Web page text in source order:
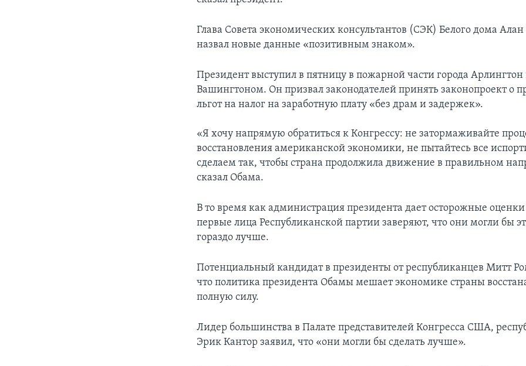
Глава Совета экономических консультантов (СЭК) Белого дома
назвал новые данные «позитивным знаком».
Президент выступил в пятницу в пожарной части города Арлингтон
Вашингтоном. Он призвал законодателей принять законопроект о
льгот на налог на заработную плату «без драм и задержек».
«Я хочу напрямую обратиться к Конгрессу: не затормаживайте
восстановления американской экономики, не пытайтесь все
сделаем так, чтобы страна продолжила движение в правильном
сказал Обама.
В то время как администрация президента дает осторожные
первые лица Республиканской партии заверяют, что они могли бы
гораздо лучше.
Потенциальный кандидат в президенты от республиканцев Митт
что политика президента Обамы мешает экономике страны
полную силу.
Лидер большинства в Палате представителей Конгресса США,
Эрик Кантор заявил, что «они могли бы сделать лучше».